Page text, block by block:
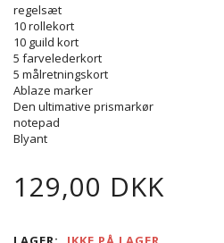
regelsæt
10 rollekort
10 guild kort
5 farvelederkort
5 målretningskort
Ablaze marker
Den ultimative prismarkør
notepad
Blyant
129,00 DKK